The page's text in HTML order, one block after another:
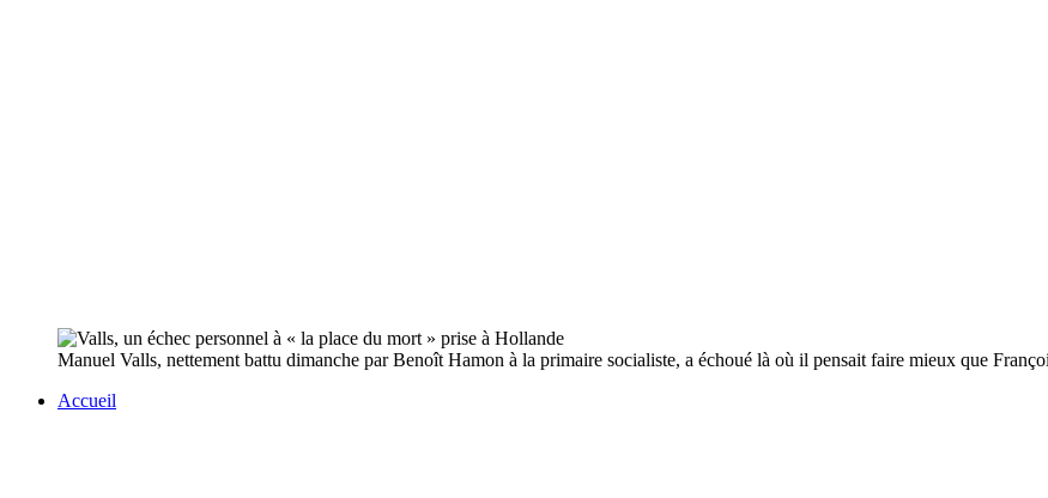
Manuel Valls, nettement battu dimanche par Benoît Hamon à la primaire socialiste, a échoué là où il pensait faire mieux que
Accueil